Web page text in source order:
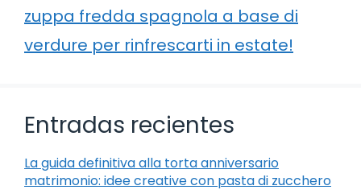
zuppa fredda spagnola a base di
verdure per rinfrescarti in estate!
Entradas recientes
La guida definitiva alla torta anniversario
matrimonio: idee creative con pasta di zucchero